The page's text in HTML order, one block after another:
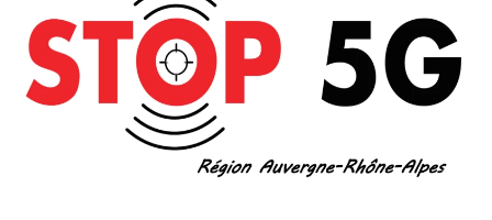
grosse
action
à
Lyon
5G